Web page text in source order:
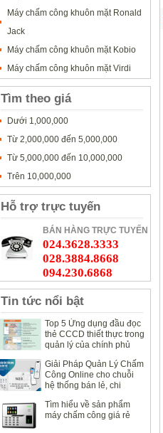
Máy chấm công khuôn mặt Ronald
Jack
Máy chấm công khuôn mặt Kobio
Máy chấm công khuôn mặt Virdi
Tìm theo giá
Dưới 1,000,000
Từ 2,000,000 đến 5,000,000
Từ 5,000,000 đến 10,000,000
Trên 10,000,000
Hỗ trợ trực tuyến
BÁN HÀNG TRỰC TUYẾN
024.3628.3333
028.3884.8668
094.230.6868
Tin tức nổi bật
Top 5 Ứng dụng đầu đọc
thẻ CCCD thiết thực trong
quản lý của chính phủ
Giải Pháp Quản Lý Chấm
Công Online cho chuỗi
hệ thống bán lẻ, chi
Tìm hiểu về sản phẩm
máy chấm công giá rẻ